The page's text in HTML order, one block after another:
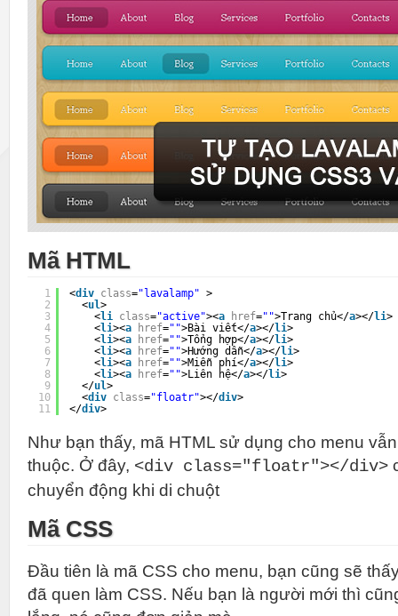
Mã HTML
1
2
3
4
5
6
7
8
9
10
11
<div class="lavalamp" >
<ul>
<li class="active"><a href="">Trang chủ</a></li>
<li><a href="">Bài viết</a></li>
<li><a href="">Tổng hợp</a></li>
<li><a href="">Hướng dẫn</a></li>
<li><a href="">Miễn phí</a></li>
<li><a href="">Liên hệ</a></li>
</ul>
<div class="floatr"></div>
</div>
Như bạn thấy, mã HTML sử dụng cho menu
thuộc. Ở đây, <div class="floatr"></div>
chuyển động khi di chuột
Mã CSS
Đầu tiên là mã CSS cho menu, bạn cũng sẽ
đã quen làm CSS. Nếu bạn là người mới thì